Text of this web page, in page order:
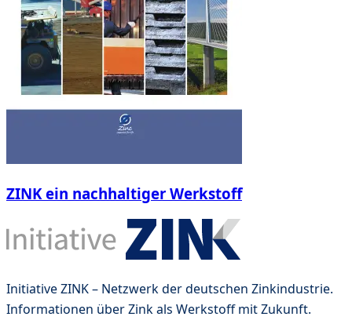
ZINK ein nachhaltiger Werkstoff
Initiative ZINK – Netzwerk der deutschen Zinkindustrie.
Informationen über Zink als Werkstoff mit Zukunft.